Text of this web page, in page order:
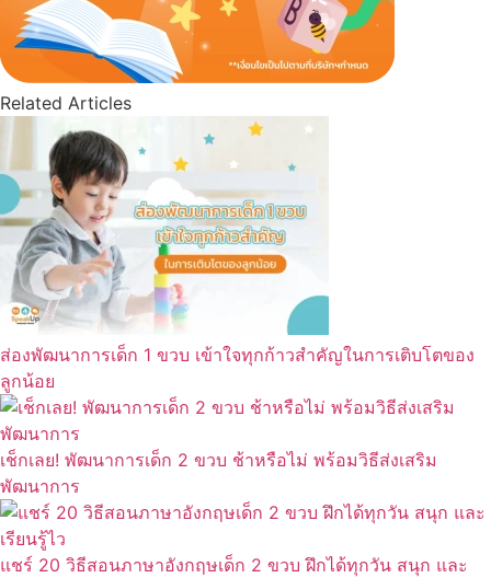
Related Articles
ส่องพัฒนาการเด็ก 1 ขวบ เข้าใจทุกก้าวสำคัญในการเติบโตของ
ลูกน้อย
เช็กเลย! พัฒนาการเด็ก 2 ขวบ ช้าหรือไม่ พร้อมวิธีส่งเสริม
พัฒนาการ
แชร์ 20 วิธีสอนภาษาอังกฤษเด็ก 2 ขวบ ฝึกได้ทุกวัน สนุก และ